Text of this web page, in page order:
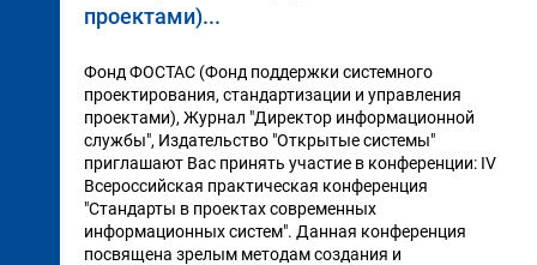
проектами)...
Фонд ФОСТАС (Фонд поддержки системного
проектирования, стандартизации и управления
проектами), Журнал "Директор информационной
службы", Издательство "Открытые системы"
приглашают Вас принять участие в конференции: IV
Всероссийская практическая конференция
"Стандарты в проектах современных
информационных систем". Данная конференция
посвящена зрелым методам создания и